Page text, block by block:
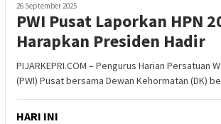
26 September 2025
PWI Pusat Laporkan HPN
Harapkan Presiden Hadir
PIJARKEPRI.COM – Pengurus Harian Persatuan
(PWI) Pusat bersama Dewan Kehormatan (DK)
HARI INI